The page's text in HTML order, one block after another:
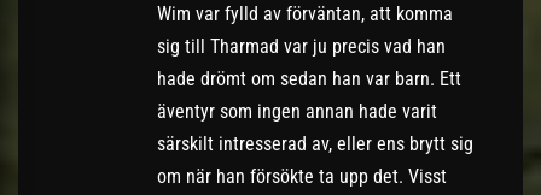
Wim var fylld av förväntan, att komma
sig till Tharmad var ju precis vad han
hade drömt om sedan han var barn. Ett
äventyr som ingen annan hade varit
särskilt intresserad av, eller ens brytt sig
om när han försökte ta upp det. Visst